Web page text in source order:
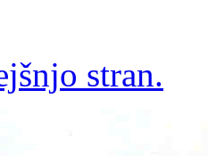
stran.